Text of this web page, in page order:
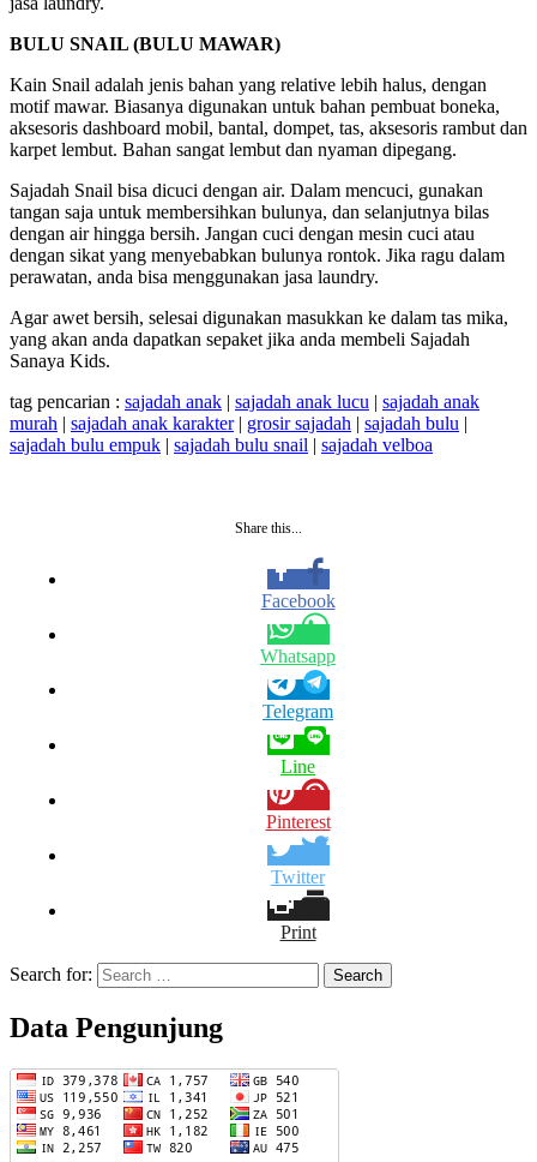
BULU SNAIL (BULU MAWAR)
Kain Snail adalah jenis bahan yang relative lebih halus, dengan
motif mawar. Biasanya digunakan untuk bahan pembuat boneka,
aksesoris dashboard mobil, bantal, dompet, tas, aksesoris rambut dan
karpet lembut. Bahan sangat lembut dan nyaman dipegang.
Sajadah Snail bisa dicuci dengan air. Dalam mencuci, gunakan
tangan saja untuk membersihkan bulunya, dan selanjutnya bilas
dengan air hingga bersih. Jangan cuci dengan mesin cuci atau
dengan sikat yang menyebabkan bulunya rontok. Jika ragu dalam
perawatan, anda bisa menggunakan jasa laundry.
Agar awet bersih, selesai digunakan masukkan ke dalam tas mika,
yang akan anda dapatkan sepaket jika anda membeli Sajadah
Sanaya Kids.
tag pencarian : sajadah anak sajadah anak lucu
sajadah anak
murah
sajadah anak karakter| grosir sajadah sajadah bulu
sajadah bulu empuk
sajadah bulu snail sajadah velboa
Share this...
Facebook
Whatsapp
Telegram
Line
Pinterest
Twitter
Print
Search for:
Data Pengunjung